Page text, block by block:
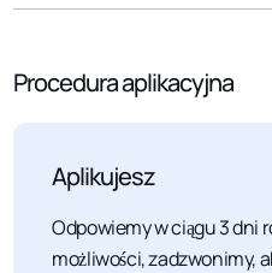
Procedura aplikacyjna
Aplikujesz
Odpowiemy w ciągu 3 dni
możliwości, zadzwonimy,